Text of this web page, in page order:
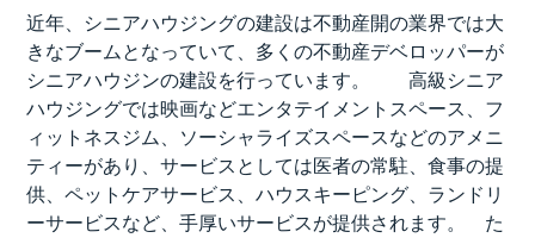
近年、シニアハウジングの建設は不動産開の業界では大
きなブームとなっていて、多くの不動産デベロッパーが
シニアハウジンの建設を行っています。 高級シニア
ハウジングでは映画などエンタテイメントスペース、フ
ィットネスジム、ソーシャライズスペースなどのアメニ
ティーがあり、サービスとしては医者の常駐、食事の提
供、ペットケアサービス、ハウスキーピング、ランドリ
ーサービスなど、手厚いサービスが提供されます。 た